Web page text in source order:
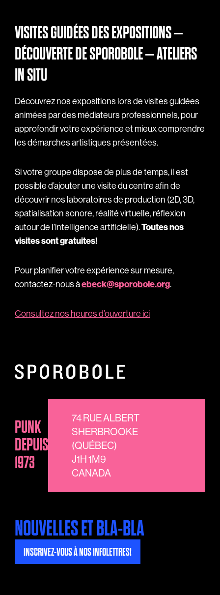
VISITES GUIDÉES DES EXPOSITIONS –
DÉCOUVERTE DE SPOROBOLE – ATELIERS
IN SITU
Découvrez nos expositions lors de visites guidées
animées par des médiateurs professionnels, pour
approfondir votre expérience et mieux comprendre
les démarches artistiques présentées.
Si votre groupe dispose de plus de temps, il est
possible d’ajouter une visite du centre afin de
découvrir nos laboratoires de production (2D, 3D,
spatialisation sonore, réalité virtuelle, réflexion
autour de l’intelligence artificielle).Toutes nos
visites sont gratuites!
Pour planifier votre expérience sur mesure,
contactez-nous àebeck@sporobole.org.
Consultez nos heures d’ouverture ici
PUNK
DEPUIS
1973
74 RUE ALBERT
SHERBROOKE
(QUÉBEC)
J1H 1M9
CANADA
NOUVELLES ET BLA-BLA
INSCRIVEZ-VOUS À NOS INFOLETTRES!